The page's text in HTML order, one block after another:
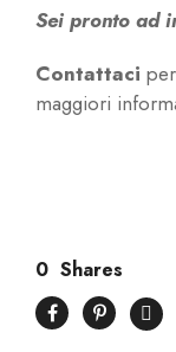
Sei pronto ad
Contattaci
maggiori
0 Shares